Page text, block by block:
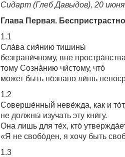
Сидарт (Глеб Давыдов), 20
Глава Первая.
1.1
Сла́ва сия́нию тишины́
безграни́чному, вне
тому Созна́нию чи́стому, что́
может быть по́знано ли́шь
1.2
Соверше́нный неве́жда, как и
не должны́ изучать эту кни́гу.
Она лишь для те́х, кто́
«Я не свобо́ден, я хочу быть
1.3